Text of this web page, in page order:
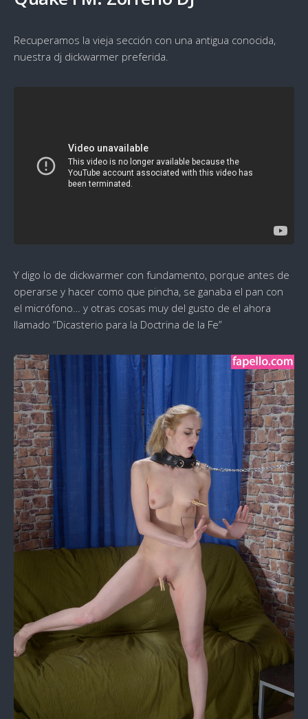
Recuperamos la vieja sección con una antigua conocida,
nuestra dj dickwarmer preferida.
Y digo lo de dickwarmer con fundamento, porque antes de
operarse y hacer como que pincha, se ganaba el pan con
el micrófono… y otras cosas muy del gusto de el ahora
llamado “Dicasterio para la Doctrina de la Fe”